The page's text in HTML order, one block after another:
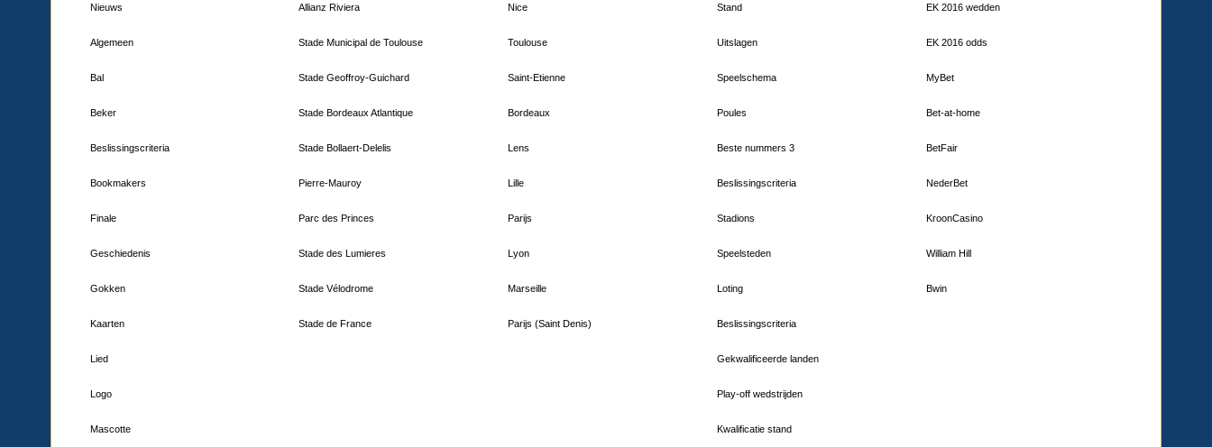
Nieuws
Algemeen
Bal
Beker
Beslissingscriteria
Bookmakers
Finale
Geschiedenis
Gokken
Kaarten
Lied
Logo
Mascotte
Allianz Riviera
Stade Municipal de Toulouse
Stade Geoffroy-Guichard
Stade Bordeaux Atlantique
Stade Bollaert-Delelis
Pierre-Mauroy
Parc des Princes
Stade des Lumieres
Stade Vélodrome
Stade de France
Nice
Toulouse
Saint-Etienne
Bordeaux
Lens
Lille
Parijs
Lyon
Marseille
Parijs (Saint Denis)
Stand
Uitslagen
Speelschema
Poules
Beste nummers 3
Beslissingscriteria
Stadions
Speelsteden
Loting
Beslissingscriteria
Gekwalificeerde landen
Play-off wedstrijden
Kwalificatie stand
EK 2016 wedden
EK 2016 odds
MyBet
Bet-at-home
BetFair
NederBet
KroonCasino
William Hill
Bwin